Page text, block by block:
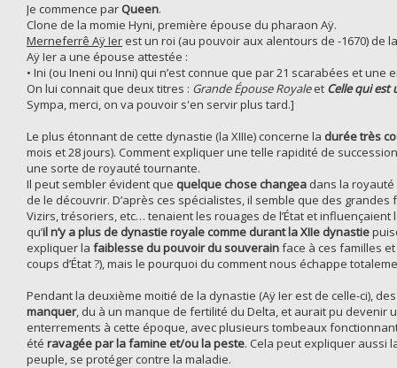
Je commence par Queen.
Clone de la momie Hyni, première épouse du pharaon Aÿ.
Merneferrê Aÿ Ier est un roi (au pouvoir aux alentours de -1670) de
Aÿ Ier a une épouse attestée :
• Ini (ou Ineni ou Inni) qui n’est connue que par 21 scarabées et une
On lui connait que deux titres : Grande Épouse Royaleet Celle qui est
Sympa, merci, on va pouvoir s'en servir plus tard.]
Le plus étonnant de cette dynastie (la XIIIe) concerne la durée très
mois et 28 jours). Comment expliquer une telle rapidité de
une sorte de royauté tournante.
Il peut sembler évident que quelque chose changea dans la royauté
de le découvrir. D’après ces spécialistes, il semble que des
Vizirs, trésoriers, etc… tenaient les rouages de l’État et
qu’il n’y a plus de dynastie royale comme durant la XIIe dynastie
expliquer la faiblesse du pouvoir du souverainface à ces familles
coups d’État ?), mais le pourquoi du comment nous échappe
Pendant la deuxième moitié de la dynastie (Aÿ Ier est de celle-ci),
manquer, du à un manque de fertilité du Delta, et aurait pu devenir
enterrements à cette époque, avec plusieurs tombeaux
été ravagée par la famine et/ou la peste. Cela peut expliquer aussi
peuple, se protéger contre la maladie.